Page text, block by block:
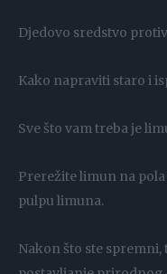
Djedovo sredstvo
Kako napraviti staro i
Sve što vam treba je
Prerežite limun na
pulpu limuna.
Nakon što ste